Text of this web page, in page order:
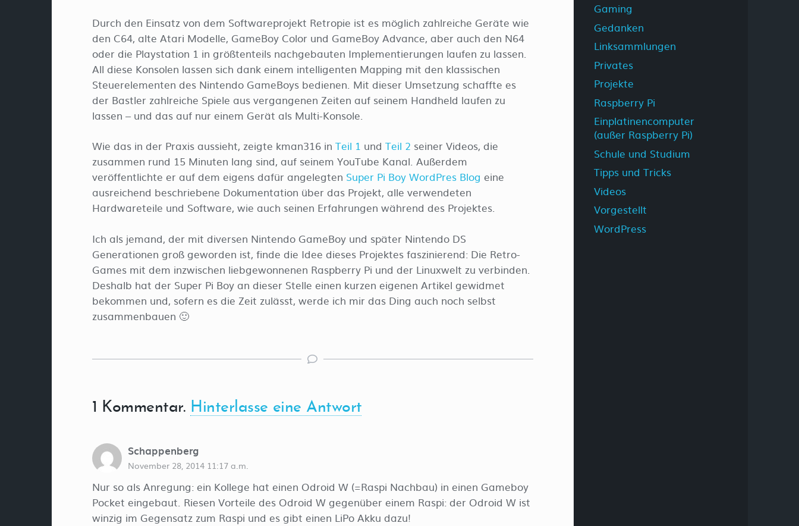
Durch den Einsatz von dem Softwareprojekt Retropie ist es möglich zahlreiche Geräte wie
den C64, alte Atari Modelle, GameBoy Color und GameBoy Advance, aber auch den N64
oder die Playstation 1 in größtenteils nachgebauten Implementierungen laufen zu lassen.
All diese Konsolen lassen sich dank einem intelligenten Mapping mit den klassischen
Steuerelementen des Nintendo GameBoys bedienen. Mit dieser Umsetzung schaffte es
der Bastler zahlreiche Spiele aus vergangenen Zeiten auf seinem Handheld laufen zu
lassen – und das auf nur einem Gerät als Multi-Konsole.
Wie das in der Praxis aussieht, zeigte kman316 in Teil 1 und Teil 2 seiner Videos, die
zusammen rund 15 Minuten lang sind, auf seinem YouTube Kanal. Außerdem
veröffentlichte er auf dem eigens dafür angelegten Super Pi Boy WordPres Blog eine
ausreichend beschriebene Dokumentation über das Projekt, alle verwendeten
Hardwareteile und Software, wie auch seinen Erfahrungen während des Projektes.
Ich als jemand, der mit diversen Nintendo GameBoy und später Nintendo DS
Generationen groß geworden ist, finde die Idee dieses Projektes faszinierend: Die Retro-
Games mit dem inzwischen liebgewonnenen Raspberry Pi und der Linuxwelt zu verbinden.
Deshalb hat der Super Pi Boy an dieser Stelle einen kurzen eigenen Artikel gewidmet
bekommen und, sofern es die Zeit zulässt, werde ich mir das Ding auch noch selbst
zusammenbauen 🙂
1 Kommentar. Hinterlasse eine Antwort
Schappenberg
November 28, 2014 11:17 a.m.
Nur so als Anregung: ein Kollege hat einen Odroid W (=Raspi Nachbau) in einen Gameboy
Pocket eingebaut. Riesen Vorteile des Odroid W gegenüber einem Raspi: der Odroid W ist
winzig im Gegensatz zum Raspi und es gibt einen LiPo Akku dazu!
Gaming
Gedanken
Linksammlungen
Privates
Projekte
Raspberry Pi
Einplatinencomputer
(außer Raspberry Pi)
Schule und Studium
Tipps und Tricks
Videos
Vorgestellt
WordPress